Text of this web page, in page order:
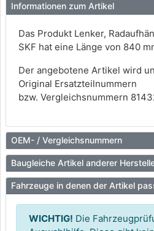
Informationen zum Artikel
Das Produkt Lenker,
SKF hat eine Länge von 840
Der angebotene Artikel wird
Original Ersatzteilnummern
bzw. Vergleichsnummern
OEM- / Vergleichsnummern
Baugleiche Artikel anderer
Fahrzeuge in denen der Artikel
WICHTIG! Die